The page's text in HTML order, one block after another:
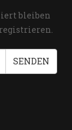
bleiben
SENDEN